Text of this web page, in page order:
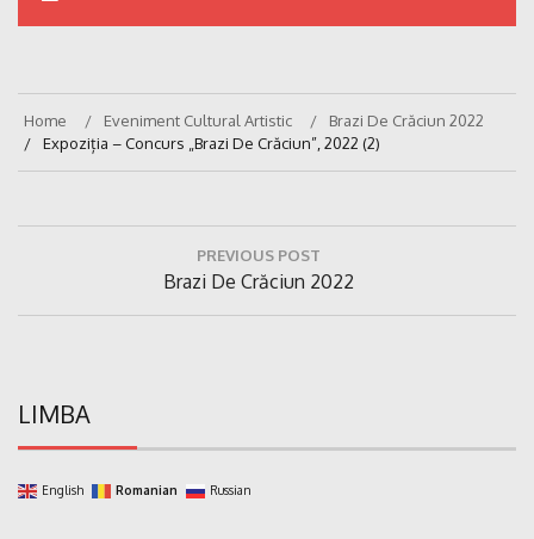
Home Eveniment Cultural Artistic
Brazi De Crăciun 2022
Expoziția – Concurs „Brazi De Crăciun”, 2022 (2)
PREVIOUS POST
Previous
Post:
Brazi De Crăciun 2022
LIMBA
English Romanian Russian